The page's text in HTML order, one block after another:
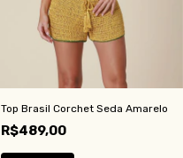
Top Brasil Corchet Seda Amarelo
R$489,00